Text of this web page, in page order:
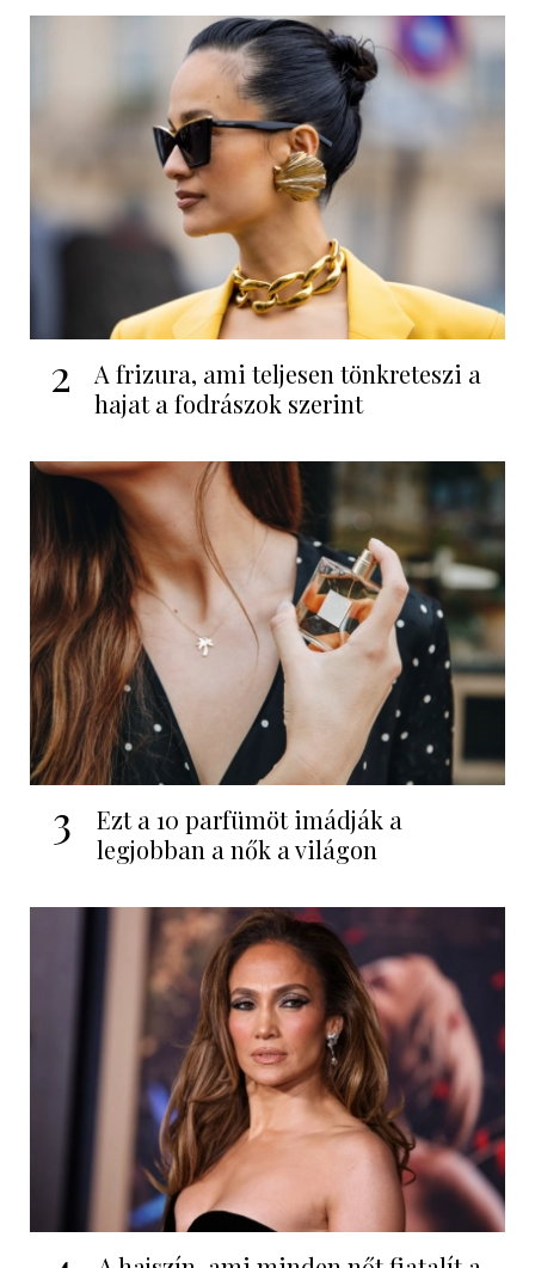
2
A frizura, ami teljesen tönkreteszi a
hajat a fodrászok szerint
3
Ezt a 10 parfümöt imádják a
legjobban a nők a világon